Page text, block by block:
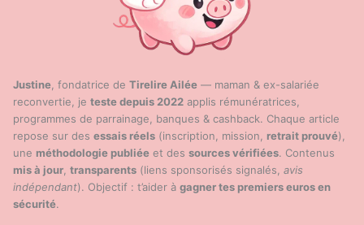
Justine, fondatrice de Tirelire Ailée — maman & ex-salariée
reconvertie, je teste depuis 2022 applis rémunératrices,
programmes de parrainage, banques & cashback. Chaque article
repose sur des essais réels (inscription, mission, retrait prouvé),
une méthodologie publiée et des sources vérifiées. Contenus
mis à jour, transparents (liens sponsorisés signalés, avis
indépendant). Objectif : t’aider à gagner tes premiers euros en
sécurité.